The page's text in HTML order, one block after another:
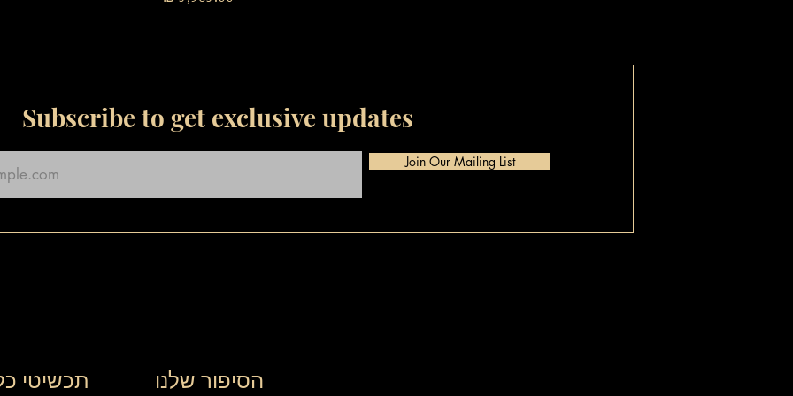
Subscribe to get exclusive updates
Join Our Mailing List
תכשיטי הסיפור שלנו